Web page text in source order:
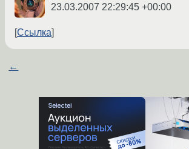
23.03.2007 22:29:45 +00:00
Ссылка
←